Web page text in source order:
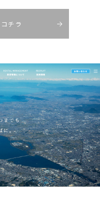
ォーム
四ツ橋ビル ７F
チラ